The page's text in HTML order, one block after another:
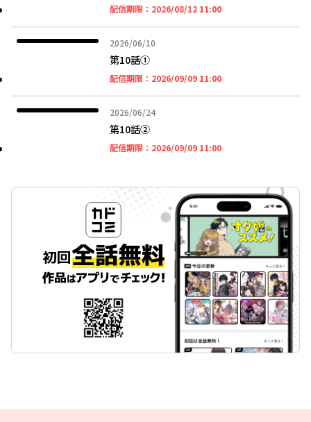
配信期限： 2026/08/12 11:002026年08月12日 11時
2026/06/10
2026年06月10日
第10話①
配信期限： 2026/09/09 11:002026年09月09日 11時
2026/06/24
2026年06月24日
第10話②
配信期限： 2026/09/09 11:002026年09月09日 11時